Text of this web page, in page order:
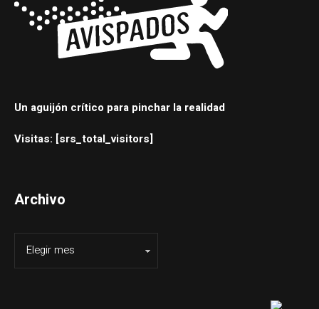
Un aguijón crítico para pinchar la realidad
Visitas: [srs_total_visitors]
Archivo